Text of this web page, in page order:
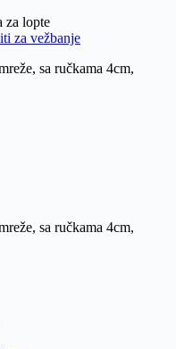
za lopte
za vežbanje
sa ručkama 4cm,
sa ručkama 4cm,